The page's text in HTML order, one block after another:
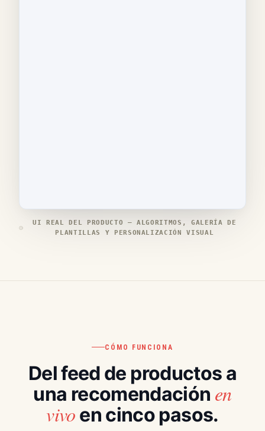
UI REAL DEL PRODUCTO — ALGORITMOS, GALERÍA DE
PLANTILLAS Y PERSONALIZACIÓN VISUAL
CÓMO FUNCIONA
Del feed de productos a
una recomendación en
vivo en cinco pasos.